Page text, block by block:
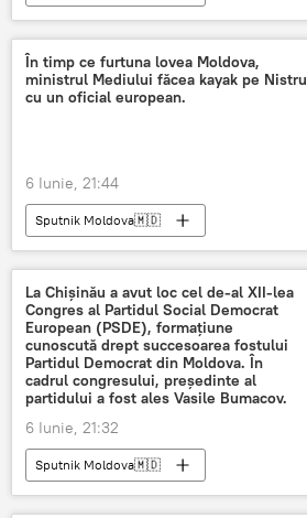
În timp ce furtuna lovea Moldova,
ministrul Mediului făcea kayak pe Nistru
cu un oficial european.
6 Iunie, 21:44
Sputnik Moldova🇲🇩
La Chișinău a avut loc cel de-al XII-lea
Congres al Partidul Social Democrat
European (PSDE), formațiune
cunoscută drept succesoarea fostului
Partidul Democrat din Moldova. În
cadrul congresului, președinte al
partidului a fost ales Vasile Bumacov.
6 Iunie, 21:32
Sputnik Moldova🇲🇩